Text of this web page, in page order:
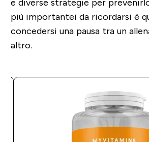
e diverse strategie per
più importantei da ricordarsi è
concedersi una pausa tra un
altro.